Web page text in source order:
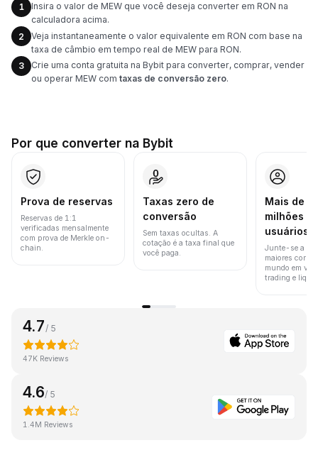
1
Insira o valor de MEW que você deseja converter em RON na
calculadora acima.
2
Veja instantaneamente o valor equivalente em RON com base na
taxa de câmbio em tempo real de MEW para RON.
3
Crie uma conta gratuita na Bybit para converter, comprar, vender
ou operar MEW com taxas de conversão zero.
Por que converter na Bybit
Prova de reservas
Reservas de 1:1
verificadas mensalmente
com prova de Merkle on-
chain.
Taxas zero de
conversão
Sem taxas ocultas. A
cotação é a taxa final que
você paga.
Mais de
milhões
usuários
Junte-se a
maiores
mundo em
trading e
4.7/ 5
47K Reviews
4.6/ 5
1.4M Reviews